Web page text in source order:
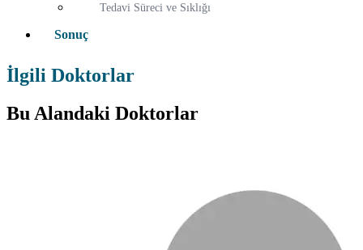
Tedavi Süreci ve Sıklığı
Sonuç
İlgili Doktorlar
Bu Alandaki Doktorlar